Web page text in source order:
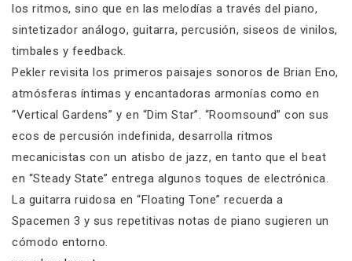
los ritmos, sino que en las melodías a través del piano,
sintetizador análogo, guitarra, percusión, siseos de vinilos,
timbales y feedback.
Pekler revisita los primeros paisajes sonoros de Brian Eno,
atmósferas íntimas y encantadoras armonías como en
“Vertical Gardens” y en “Dim Star”. “Roomsound” con sus
ecos de percusión indefinida, desarrolla ritmos
mecanicistas con un atisbo de jazz, en tanto que el beat
en “Steady State” entrega algunos toques de electrónica.
La guitarra ruidosa en “Floating Tone” recuerda a
Spacemen 3 y sus repetitivas notas de piano sugieren un
cómodo entorno.